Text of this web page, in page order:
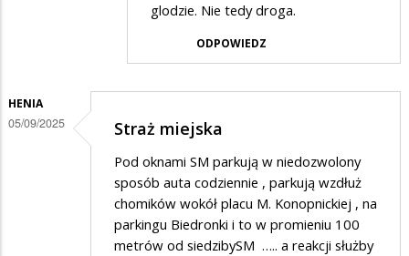
glodzie. Nie tedy droga.
ODPOWIEDZ
HENIA
05/09/2025 Straż miejska
Pod oknami SM parkują w niedozwolony
sposób auta codziennie , parkują wzdłuż
chomików wokół placu M. Konopnickiej , na
parkingu Biedronki i to w promieniu 100
metrów od siedzibySM ….. a reakcji służby